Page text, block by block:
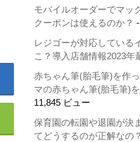
モバイルオーダーでマッ
クーポンは使えるのか？
レジゴーが対応している
こ？導入店舗情報2023年
赤ちゃん筆(胎毛筆)を作
マの赤ちゃん筆(胎毛筆)
11,845 ビュー
保育園の転園や退園が決
てどうするのが正解なの？